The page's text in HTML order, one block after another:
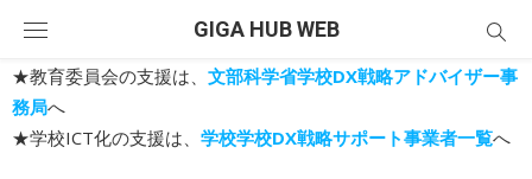
content
GIGA HUB WEB
★教育委員会の支援は、 文部科学省学校DX戦略アドバイザー事
務局へ
★学校ICT化の支援は、 学校学校DX戦略サポート事業者一覧へ